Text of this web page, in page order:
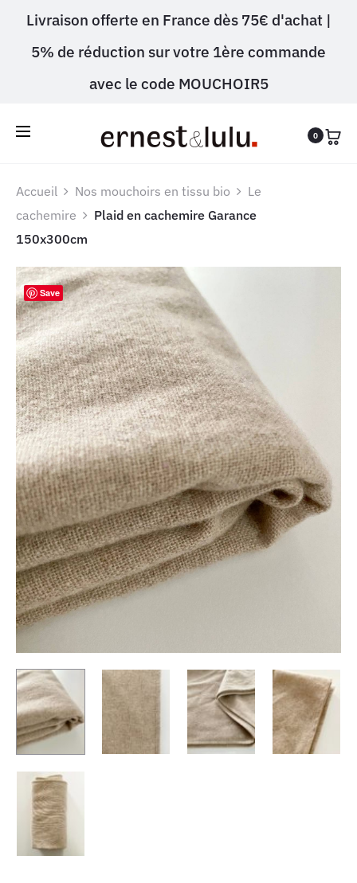
Livraison offerte en France dès 75€ d'achat |
5% de réduction sur votre 1ère commande
avec le code MOUCHOIR5
0
Accueil Nos mouchoirs en tissu bio
Le
cachemire
Plaid en cachemire Garance
150x300cm
Save